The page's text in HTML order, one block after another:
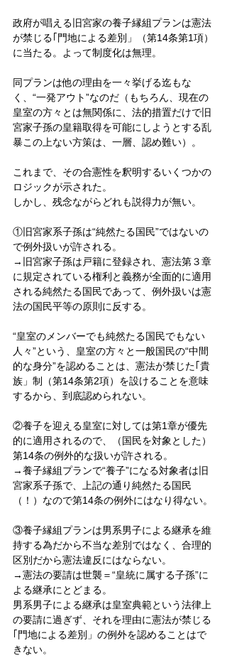
政府が唱える旧宮家の養子縁組プランは憲法
が禁じる｢門地による差別」（第14条第1項）
に当たる。よって制度化は無理。
同プランは他の理由を一々挙げる迄もな
く、“一発アウト”なのだ（もちろん、現在の
皇室の方々とは無関係に、法的措置だけで旧
宮家子孫の皇籍取得を可能にしようとする乱
暴この上ない方策は、一層、認め難い）。
これまで、その合憲性を釈明するいくつかの
ロジックが示された。
しかし、残念ながらどれも説得力が無い。
①旧宮家系子孫は“純然たる国民”ではないの
で例外扱いが許される。
→旧宮家子孫は戸籍に登録され、憲法第３章
に規定されている権利と義務が全面的に適用
される純然たる国民であって、例外扱いは憲
法の国民平等の原則に反する。
“皇室のメンバーでも純然たる国民でもない
人々”という、皇室の方々と一般国民の“中間
的な身分”を認めることは、憲法が禁じた｢貴
族」制（第14条第2項）を設けることを意味
するから、到底認められない。
②養子を迎える皇室に対しては第1章が優先
的に適用されるので、（国民を対象とした）
第14条の例外的な扱いが許される。
→養子縁組プランで“養子”になる対象者は旧
宮家系子孫で、上記の通り純然たる国民
（！）なので第14条の例外にはなり得ない。
③養子縁組プランは男系男子による継承を維
持する為だから不当な差別ではなく、合理的
区別だから憲法違反にはならない。
→憲法の要請は世襲＝“皇統に属する子孫”に
よる継承にとどまる。
男系男子による継承は皇室典範という法律上
の要請に過ぎず、それを理由に憲法が禁じる
｢門地による差別」の例外を認めることはで
きない。